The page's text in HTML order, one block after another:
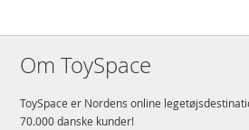
Mærke Schleich
Om ToySpace
ToySpace er Nordens online
70.000 danske kunder!